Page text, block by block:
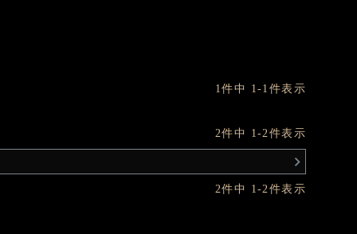
1件中 1 -1 件表示
2件中 1-2件表示
2件中 1-2件表示